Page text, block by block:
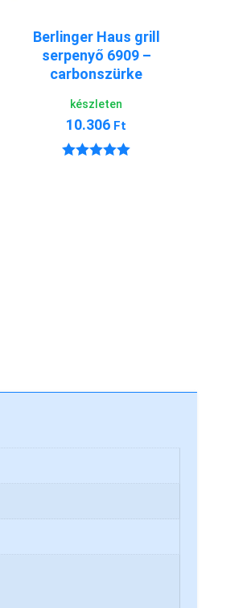
Berlinger Haus grill
serpenyő 6909 –
carbonszürke
készleten
10.306 Ft